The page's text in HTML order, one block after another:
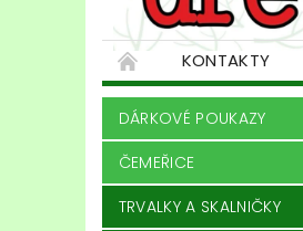
KONTAKTY
DÁRKOVÉ POUKAZY
ČEMEŘICE
TRVALKY A SKALNIČKY